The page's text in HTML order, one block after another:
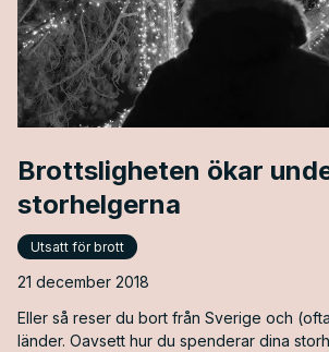
Brottsligheten ökar
storhelgerna
Utsatt för brott
21 december 2018
Eller så reser du bort från Sverige och
länder. Oavsett hur du spenderar dina